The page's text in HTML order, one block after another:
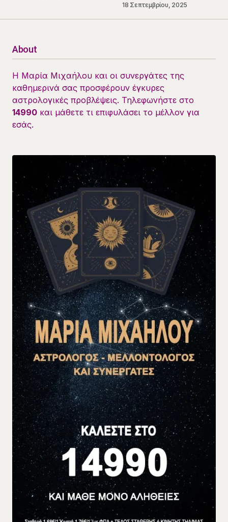
18 Σεπτεμβρίου, 2025
About
Η Μαρία Μιχαήλου και οι συνεργάτες της
καθημερινά σας προσφέρουν έγκυρες
αστρολογικές προβλέψεις. Τηλεφωνήστε στο
14990 και μάθετε τι επιφυλάσει το μέλλον για
εσάς.